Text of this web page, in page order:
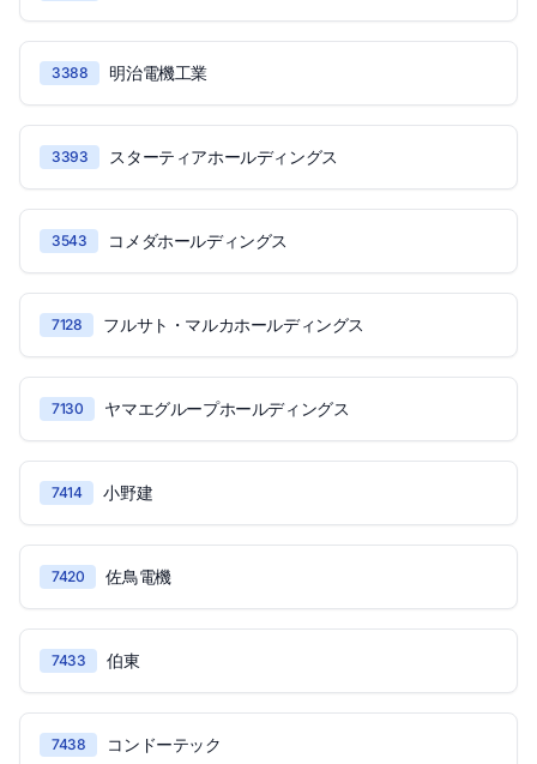
3388 明治電機工業
3393 スターティアホールディングス
3543 コメダホールディングス
7128 フルサト・マルカホールディングス
7130 ヤマエグループホールディングス
7414 小野建
7420 佐鳥電機
7433 伯東
7438 コンドーテック